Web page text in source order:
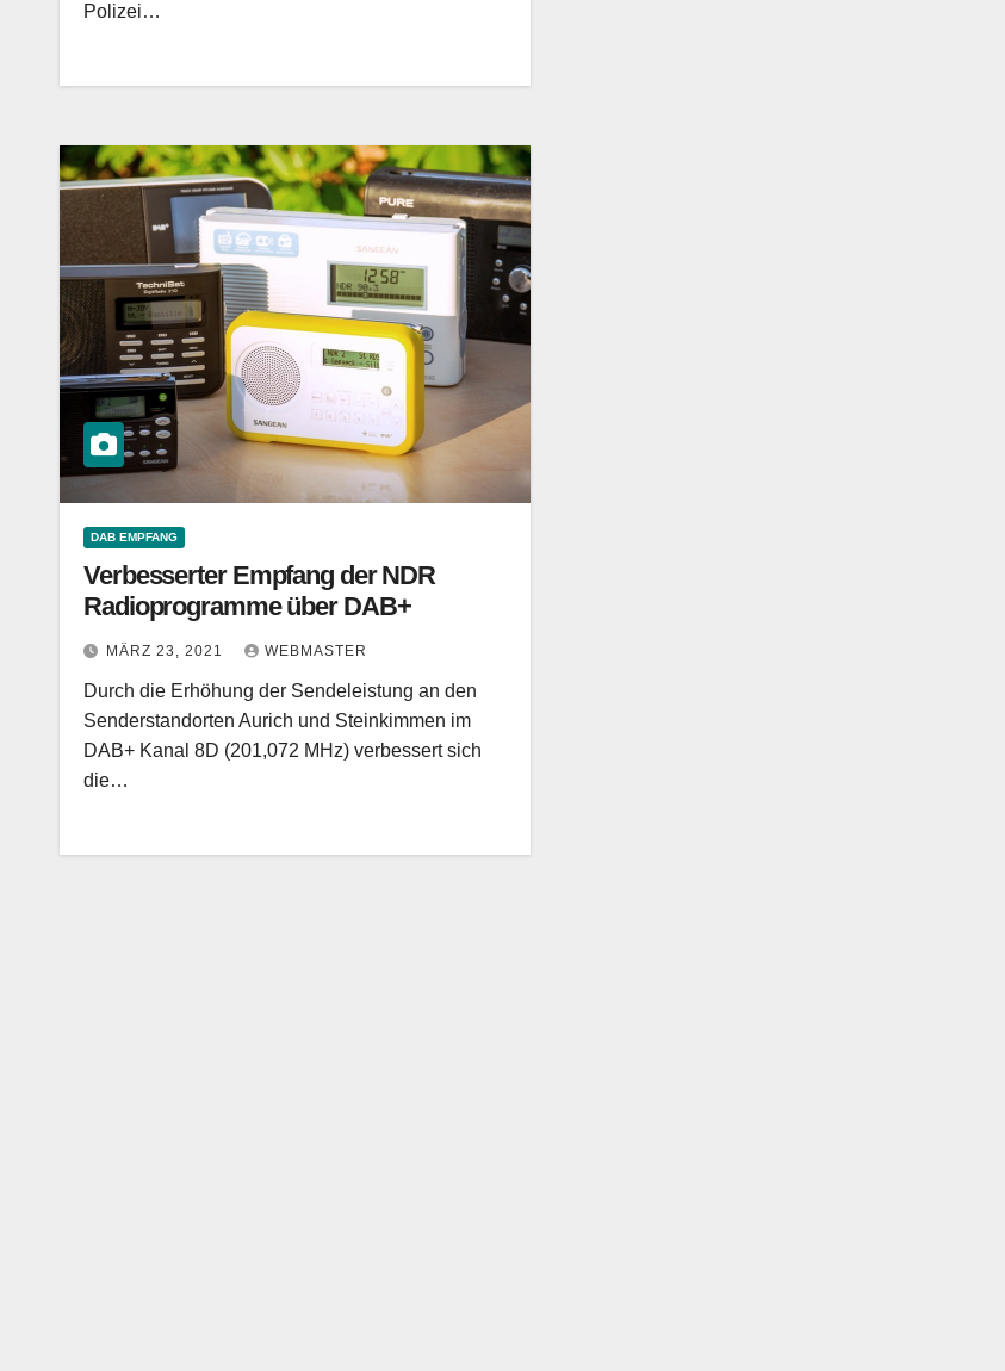
Polizei…
DAB EMPFANG
Verbesserter Empfang der NDR
Radioprogramme über DAB+
MÄRZ 23, 2021 WEBMASTER
Durch die Erhöhung der Sendeleistung an den
Senderstandorten Aurich und Steinkimmen im
DAB+ Kanal 8D (201,072 MHz) verbessert sich
die…